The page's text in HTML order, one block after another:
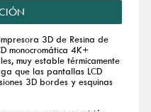
3D de Resina de
monocromática 4K+
muy estable térmicamente
que las pantallas LCD
3D bordes y esquinas